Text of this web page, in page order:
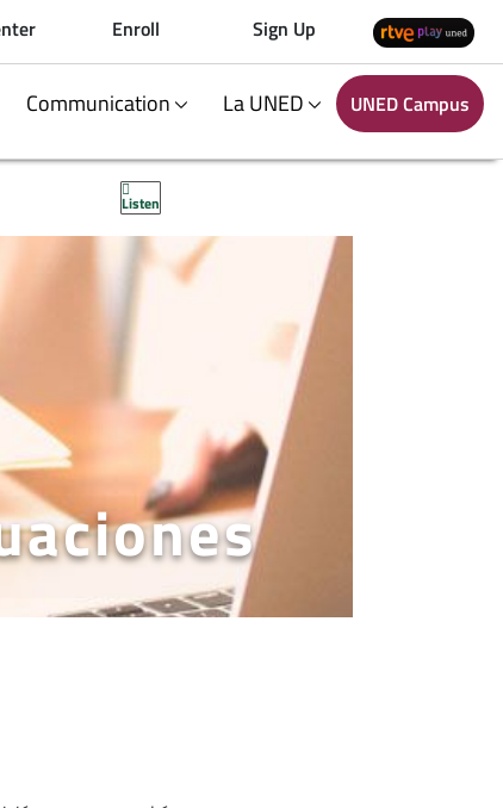
Enroll Sign Up
Communication La UNED UNED Campus
Listen